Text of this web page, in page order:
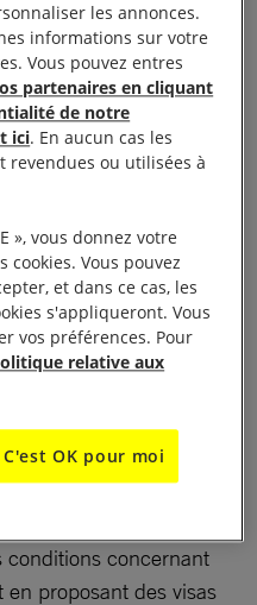
une protection aux
territoire de cette
droit international – les
leur infligent
et expulsions.
à tous les pays du
de protéger
subir de graves
en mettant fin
et expulsions vers
l’accès à des
Ils doivent aussi
visant à garantir le
Afghan·e·s qui
conditions concernant
en proposant des visas
les annonces.
informations sur votre
Vous pouvez entres
partenaires en cliquant
de notre
ici. En aucun cas les
revendues ou utilisées à
», vous donnez votre
Vous pouvez
et dans ce cas, les
s'appliqueront. Vous
vos préférences. Pour
relative aux
C'est OK pour moi